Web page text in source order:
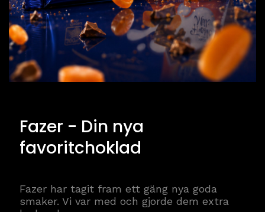
Fazer - Din nya
favoritchoklad
Fazer har tagit fram ett gäng nya goda
smaker. Vi var med och gjorde dem extra